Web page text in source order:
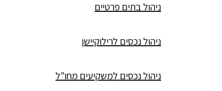
ניהול בתים פרטיים
ניהול נכסים לרילוקיישן
ניהול נכסים למשקיעים מחו”ל